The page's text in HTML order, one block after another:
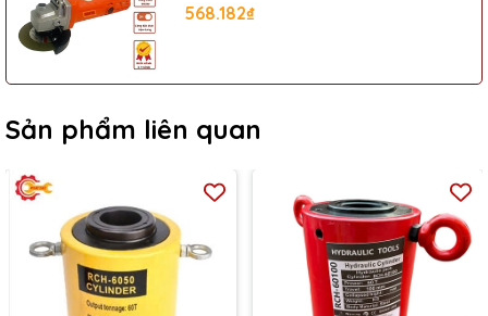
568.182₫
Sản phẩm liên quan